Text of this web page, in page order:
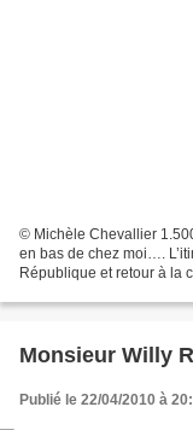
© Michèle Chevallier
en bas de chez moi….
République et retour à la
Monsieur Willy
Publié le 22/04/2010 à